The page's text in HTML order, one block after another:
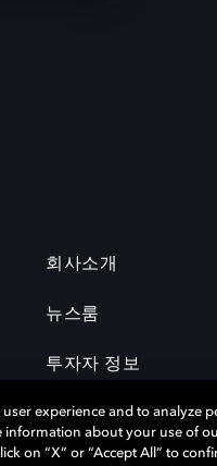
회사소개
뉴스룸
투자자 정보
experience and to analyze
about your use of
on “X” or “Accept All” to